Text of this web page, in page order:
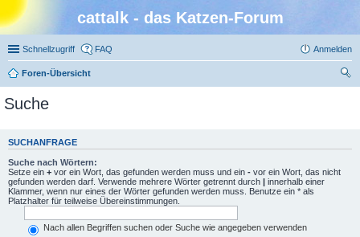
cattalk - das Katzen-Forum
Schnellzugriff FAQ Anmelden
Foren-Übersicht
Suche
SUCHANFRAGE
Suche nach Wörtern:
Setze ein + vor ein Wort, das gefunden werden muss und ein - vor ein Wort, das nicht
gefunden werden darf. Verwende mehrere Wörter getrennt durch | innerhalb einer
Klammer, wenn nur eines der Wörter gefunden werden muss. Benutze ein * als
Platzhalter für teilweise Übereinstimmungen.
Nach allen Begriffen suchen oder Suche wie angegeben verwenden